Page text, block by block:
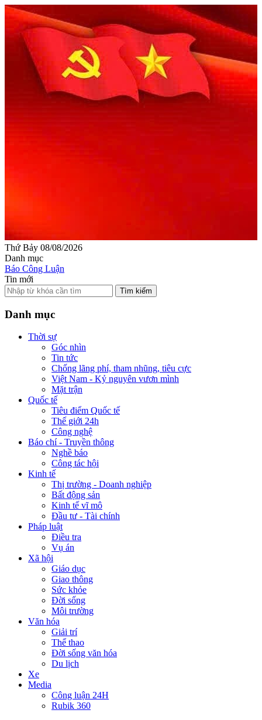
Thứ Bảy 08/08/2026
Danh mục
Báo Công Luận
Tin mới
Tìm kiếm
Danh mục
Thời sự
Góc nhìn
Tin tức
Chống lãng phí, tham nhũng, tiêu cực
Việt Nam - Kỷ nguyên vươn mình
Mặt trận
Quốc tế
Tiêu điểm Quốc tế
Thế giới 24h
Công nghệ
Báo chí - Truyền thông
Nghề báo
Công tác hội
Kinh tế
Thị trường - Doanh nghiệp
Bất động sản
Kinh tế vĩ mô
Đầu tư - Tài chính
Pháp luật
Điều tra
Vụ án
Xã hội
Giáo dục
Giao thông
Sức khỏe
Đời sống
Môi trường
Văn hóa
Giải trí
Thể thao
Đời sống văn hóa
Du lịch
Xe
Media
Công luận 24H
Rubik 360